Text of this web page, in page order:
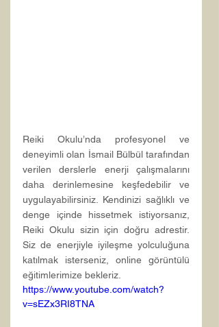
Reiki Okulu’nda profesyonel ve
deneyimli olan İsmail Bülbül tarafından
verilen derslerle enerji çalışmalarını
daha derinlemesine keşfedebilir ve
uygulayabilirsiniz. Kendinizi sağlıklı ve
denge içinde hissetmek istiyorsanız,
Reiki Okulu sizin için doğru adrestir.
Siz de enerjiyle iyileşme yolculuğuna
katılmak isterseniz, online görüntülü
eğitimlerimize bekleriz.
https://www.youtube.com/watch?
v=sEZx3RI8TNA